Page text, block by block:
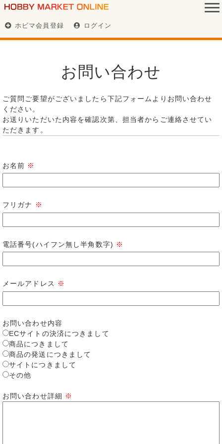
ホビマ会員登録 ログイン
お問い合わせ
ご質問ご要望がございましたら下記フォームよりお問い合わせ
ください。
お送りいただいた内容を確認次第、担当者からご連絡させてい
ただきます。
お名前 ※
フリガナ ※
電話番号(ハイフン無し半角数字) ※
メールアドレス ※
お問い合わせ内容
ECサイトの決済につきまして
商品につきまして
商品の発送につきまして
サイトにつきまして
その他
お問い合わせ詳細 ※